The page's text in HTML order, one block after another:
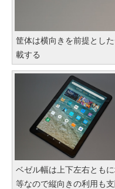
筐体は横向きを前提とし
載する
ベゼル幅は上下左右とも
等なので縦向きの利用も